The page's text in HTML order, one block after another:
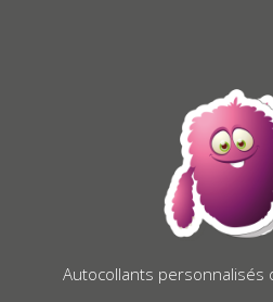
Autocollants personnalisés